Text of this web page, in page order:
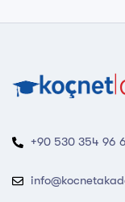
+90 530 354 96